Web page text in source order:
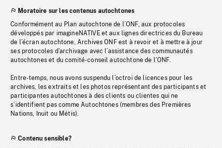
Moratoire sur les contenus autochtones
Conformément au Plan autochtone de l’ONF, aux protocoles
développés par imagineNATIVE et aux lignes directrices du Bureau
de l’écran autochtone, Archives ONF est à revoir et à mettre à jour
ses protocoles d’archivage avec l’assistance des communautés
autochtones et du comité-conseil autochtone de l’ONF.
Entre-temps, nous avons suspendu l’octroi de licences pour les
archives, les extraits et les photos représentant des participants et
participantes autochtones à des clients ou clientes qui ne
s’identifient pas comme Autochtones (membres des Premières
Nations, Inuit ou Métis).
Contenu sensible?